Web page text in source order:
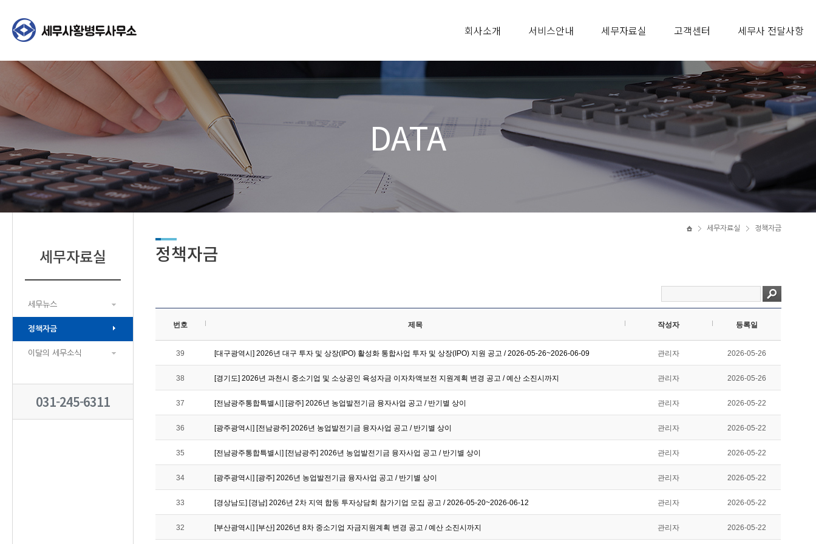
회사소개 서비스안내 세무자료실 고객센터 세무사 전달사항
DATA
세무자료실
세무뉴스
정책자금
이달의 세무소식
031-245-6311
세무자료실 정책자금
정책자금
번호 제목 작성자 등록일
39 [대구광역시] 2026년 대구 투자 및 상장(IPO) 활성화 통합사업 투자 및 상장(IPO) 지원 공고 / 2026-05-26~2026-06-09 관리자 2026-05-26
38 [경기도] 2026년 과천시 중소기업 및 소상공인 육성자금 이자차액보전 지원계획 변경 공고 / 예산 소진시까지 관리자 2026-05-26
37 [전남광주통합특별시] [광주] 2026년 농업발전기금 융자사업 공고 / 반기별 상이 관리자 2026-05-22
36 [광주광역시] [전남광주] 2026년 농업발전기금 융자사업 공고 / 반기별 상이 관리자 2026-05-22
35 [전남광주통합특별시] [전남광주] 2026년 농업발전기금 융자사업 공고 / 반기별 상이 관리자 2026-05-22
34 [광주광역시] [광주] 2026년 농업발전기금 융자사업 공고 / 반기별 상이 관리자 2026-05-22
33 [경상남도] [경남] 2026년 2차 지역 합동 투자상담회 참가기업 모집 공고 / 2026-05-20~2026-06-12 관리자 2026-05-22
32 [부산광역시] [부산] 2026년 8차 중소기업 자금지원계획 변경 공고 / 예산 소진시까지 관리자 2026-05-22